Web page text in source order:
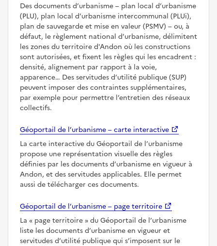
Des documents d’urbanisme – plan local d’urbanisme
(PLU), plan local d’urbanisme intercommunal (PLUi),
plan de sauvegarde et mise en valeur (PSMV) – ou, à
défaut, le règlement national d’urbanisme, délimitent
les zones du territoire d'Andon où les constructions
sont autorisées, et fixent les règles qui les encadrent :
densité, alignement par rapport à la voie,
apparence… Des servitudes d’utilité publique (SUP)
peuvent imposer des contraintes supplémentaires,
par exemple pour permettre l’entretien des réseaux
collectifs.
Géoportail de l’urbanisme – carte interactive
La carte interactive du Géoportail de l’urbanisme
propose une représentation visuelle des règles
définies par les documents d’urbanisme en vigueur à
Andon, et des servitudes applicables. Elle permet
aussi de télécharger ces documents.
Géoportail de l’urbanisme – page territoire
La
page territoire
du Géoportail de l’urbanisme
liste les documents d’urbanisme en vigueur et
servitudes d’utilité publique qui s’imposent sur le